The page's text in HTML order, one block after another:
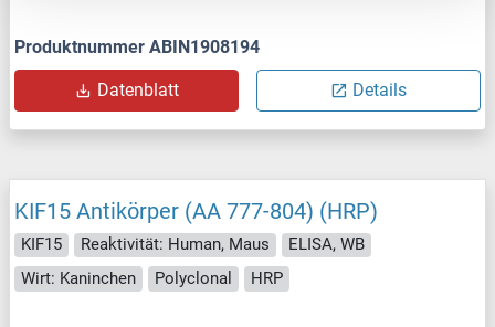
Produktnummer ABIN1908194
Datenblatt Details
KIF15 Antikörper (AA 777-804) (HRP)
KIF15 Reaktivität: Human, Maus
ELISA, WB
Wirt: Kaninchen
Polyclonal HRP